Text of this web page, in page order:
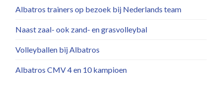
Albatros trainers op bezoek bij Nederlands team
Naast zaal- ook zand- en grasvolleybal
Volleyballen bij Albatros
Albatros CMV 4 en 10 kampioen